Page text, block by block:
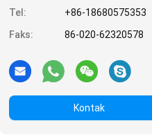
Tel:
+86-18680575353
Faks:
86-020-62320578
Kontak